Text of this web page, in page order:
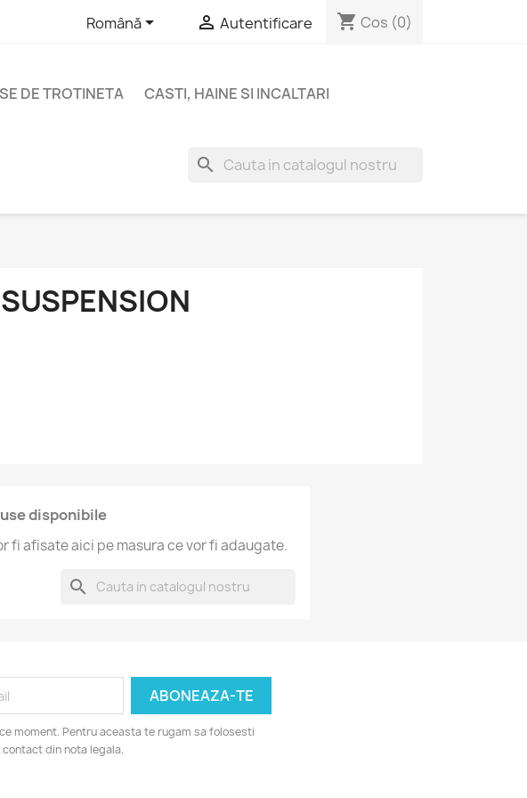
Română  Autentificare shopping_cart Cos (0)
DE TROTINETA
CASTI, HAINE SI INCALTARI
search
disponibile
fi afisate aici pe masura ce vor fi adaugate.
search
moment. Pentru aceasta te rugam sa folosesti
din nota legala.